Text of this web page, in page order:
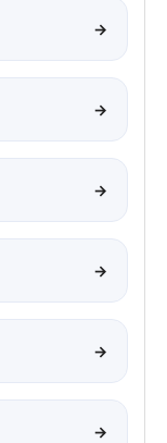
→
→
→
→
→
→